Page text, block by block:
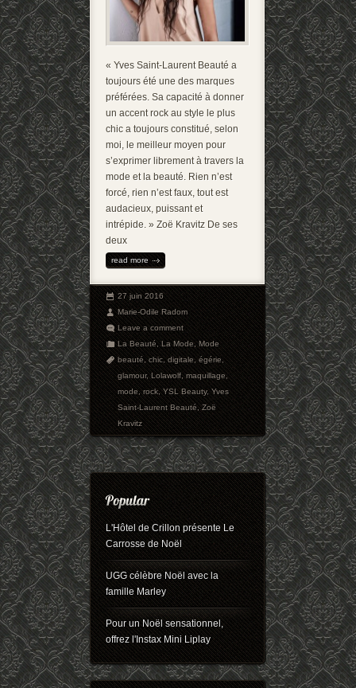
« Yves Saint-Laurent Beauté a
toujours été une des marques
préférées. Sa capacité à donner
un accent rock au style le plus
chic a toujours constitué, selon
moi, le meilleur moyen pour
s’exprimer librement à travers la
mode et la beauté. Rien n’est
forcé, rien n’est faux, tout est
audacieux, puissant et
intrépide. » Zoë Kravitz De ses
deux
read more
27 juin 2016
Marie-Odile Radom
Leave a comment
La Beauté,La Mode,Mode
beauté,chic,digitale,égérie,
glamour,Lolawolf,maquillage,
mode,rock,YSL Beauty,Yves
Saint-Laurent Beauté,Zoë
Kravitz
L'Hôtel de Crillon présente Le
Carrosse de Noël
UGG célèbre Noël avec la
famille Marley
Pour un Noël sensationnel,
offrez l'Instax Mini Liplay